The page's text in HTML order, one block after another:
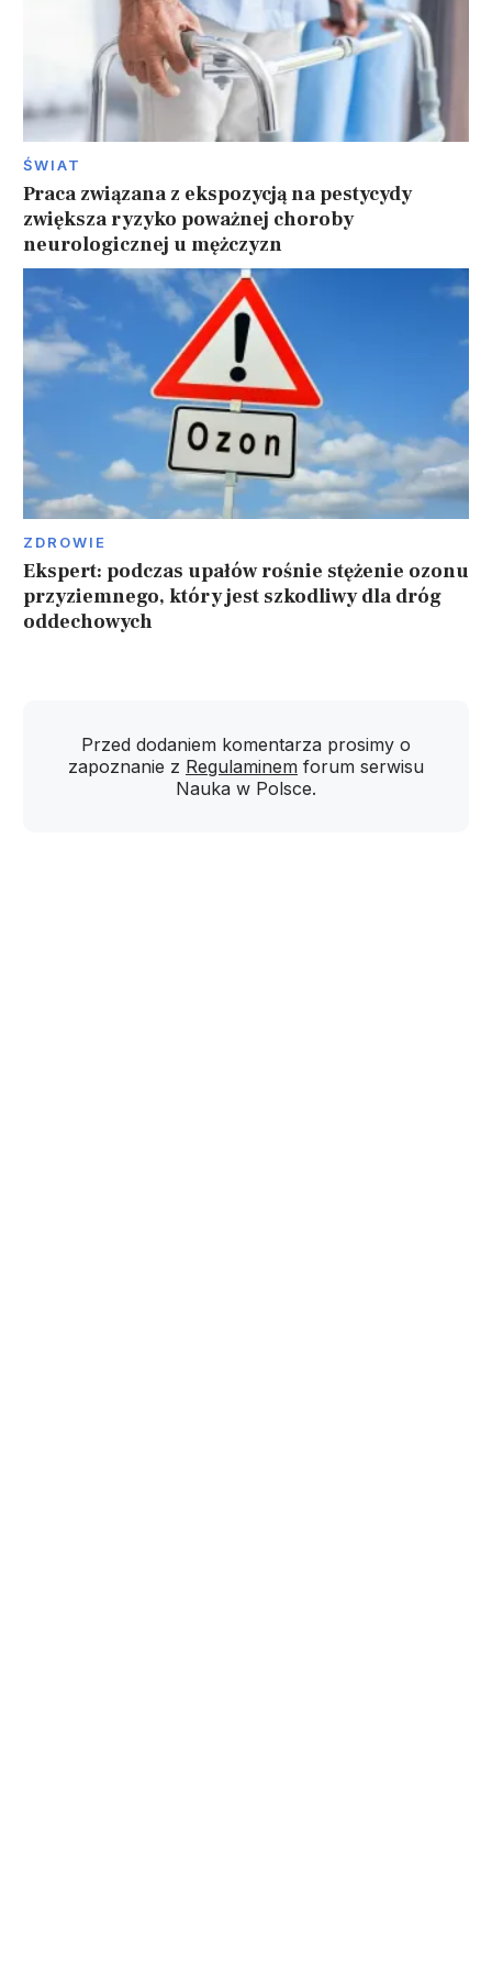
ŚWIAT
Praca związana z ekspozycją na pestycydy
zwiększa ryzyko poważnej choroby
neurologicznej u mężczyzn
ZDROWIE
Ekspert: podczas upałów rośnie stężenie ozonu
przyziemnego, który jest szkodliwy dla dróg
oddechowych
Przed dodaniem komentarza prosimy o
zapoznanie z Regulaminem forum serwisu
Nauka w Polsce.